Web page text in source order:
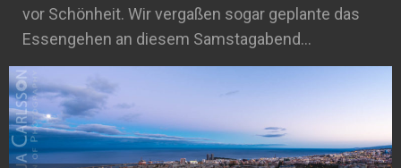
vor Schönheit. Wir vergaßen sogar geplante das
Essengehen an diesem Samstagabend…